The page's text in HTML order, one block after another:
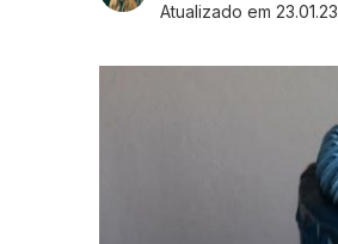
Atualizado em 23.01.23